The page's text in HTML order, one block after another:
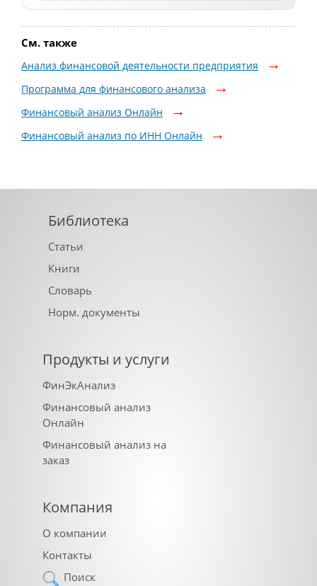
См. также
Анализ финансовой деятельности предприятия
Программа для финансового анализа
Финансовый анализ Онлайн
Финансовый анализ по ИНН Онлайн
Библиотека
Статьи
Книги
Словарь
Норм. документы
Продукты и услуги
ФинЭкАнализ
Финансовый анализ
Онлайн
Финансовый анализ на
заказ
Компания
О компании
Контакты
Поиск